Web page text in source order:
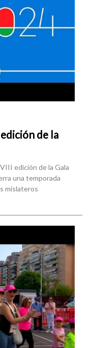
de la
edición de la Gala
una temporada
mislateros